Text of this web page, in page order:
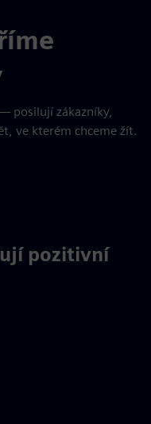
posilují zákazníky,
ve kterém chceme žít.
pozitivní